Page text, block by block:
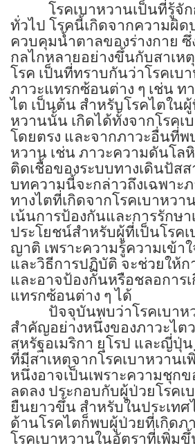
โรคเบาหวานเป็นที่รู้จั
ทั่วไป โรคนี้เกิดจากความผิด
ควบคุมน้ำตาลของร่างกาย ซึ่
กลไกหลายอย่างขึ้นกับสาเห
โรค เป็นที่ทราบกันว่าโรคเบ
ภาวะแทรกซ้อนต่าง ๆ เช่น ท
ไต เป็นต้น สำหรับโรคไตในผู้
หวานนั้น เกิดได้ทั้งจากโรคเ
โดยตรง และจากภาวะอื่นที่พ
หวาน เช่น ภาวะความดันโล
ติดเชื้อของระบบทางเดินปัส
บทความนี้จะกล่าวถึงเฉพาะ
ทางไตที่เกิดจากโรคเบาหวา
เน้นการป้องกันและการรักษ
ประโยชน์สำหรับผู้ที่เป็นโรค
ญาติ เพราะความรู้ความเข้า
และวิธีการปฏิบัติ จะช่วยให้ก
และอาจป้องกันหรือชลอการ
แทรกซ้อนต่าง ๆ ได้
ปัจจุบันพบว่าโรคเบาห
สำคัญอย่างหนึ่งของภาวะไต
สหรัฐอเมริกา ยุโรป และญี่ปุ่
ที่มีสาเหตุจากโรคเบาหวาน
หนึ่งอาจเป็นเพราะความชุก
ลดลง ประกอบกับผู้ป่วยโรคเ
ยืนยาวขึ้น สำหรับในประเท
ด้านโรคไตก็พบผู้ป่วยที่เกิดภ
โรคเบาหวานในอัตราที่เพิ่ม